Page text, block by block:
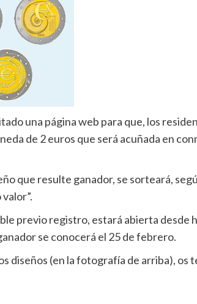
una página web para que, los
de 2 euros que será acuñada en
que resulte ganador, se sorteará,
previo registro, estará abierta desde
se conocerá el 25 de febrero.
diseños (en la fotografía de arriba), os